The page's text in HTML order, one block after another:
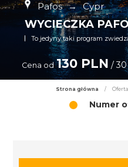
Pafos → Cypr
WYCIECZKA
To jedyny taki program
Cena od 130 PLN / 30
Strona główna / Oferta
Numer